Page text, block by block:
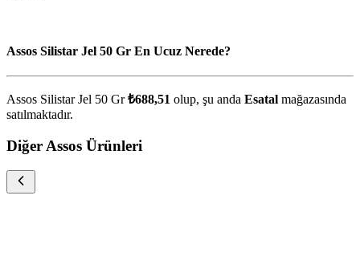
Assos Silistar Jel 50 Gr En Ucuz Nerede?
Assos Silistar Jel 50 Gr₺688,51 olup, şu anda Esatal mağazasında
satılmaktadır.
Diğer Assos Ürünleri